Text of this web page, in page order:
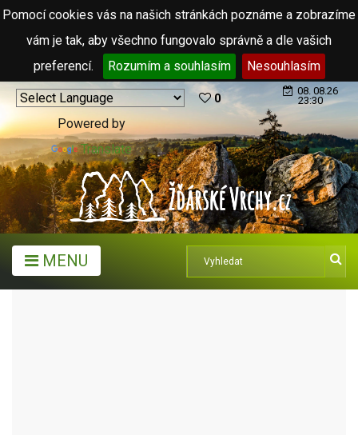
Pomocí cookies vás na našich stránkách poznáme a zobrazíme
vám je tak, aby všechno fungovalo správně a dle vašich
preferencí.
Rozumím a souhlasím Nesouhlasím
Powered by
Translate
0
08. 08.26
23:30
MENU